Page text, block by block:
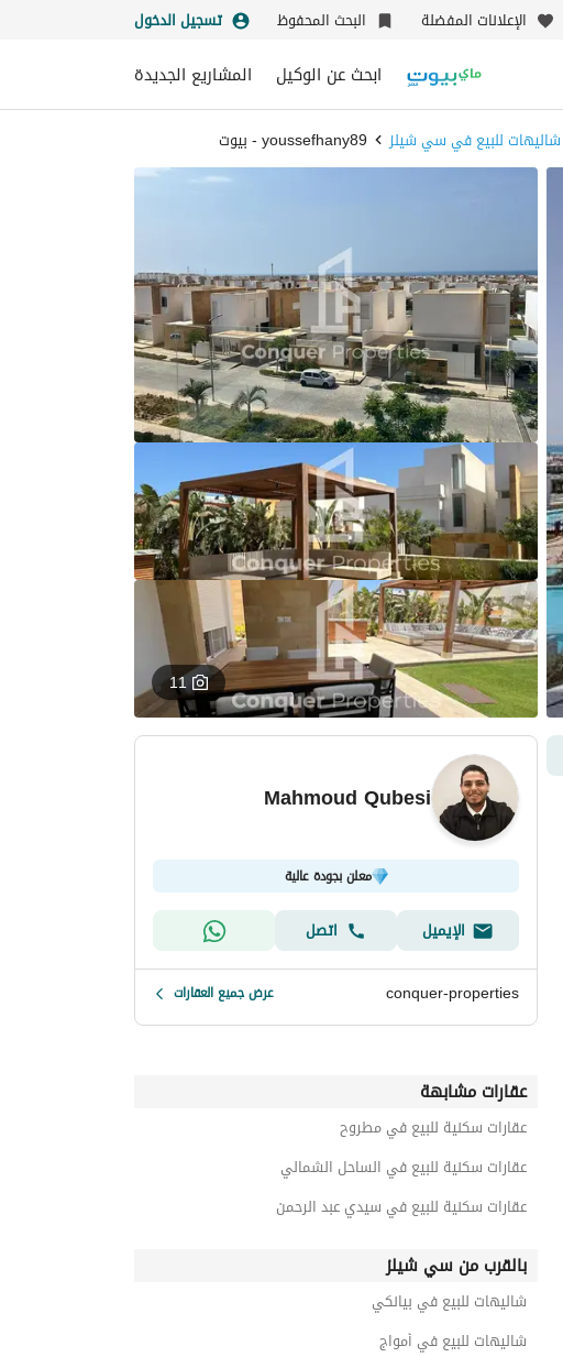
الإعلانات المفضلة البحث المحفوظ تسجيل الدخول
ابحث عن الوكيل المشاريع الجديدة
شاليهات للبيع في سي شيلز youssefhany89 - بيوت
11
Mahmoud Qubesi
معلن بجودة عالية
الإيميل اتصل
conquer-properties عرض جميع العقارات
عقارات مشابهة
عقارات سكنية للبيع في مطروح
عقارات سكنية للبيع في الساحل الشمالي
عقارات سكنية للبيع في سيدي عبد الرحمن
بالقرب من سي شيلز
شاليهات للبيع في بيانكي
شاليهات للبيع في أمواج